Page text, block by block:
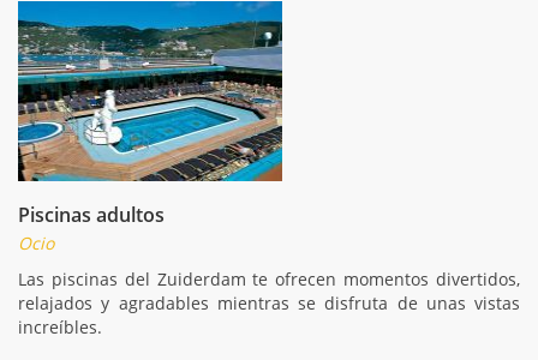
Piscinas adultos
Ocio
Las piscinas del Zuiderdam te ofrecen momentos divertidos,
relajados y agradables mientras se disfruta de unas vistas
increíbles.